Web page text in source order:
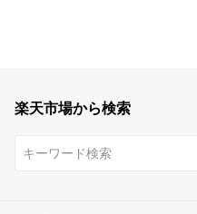
楽天市場から検索